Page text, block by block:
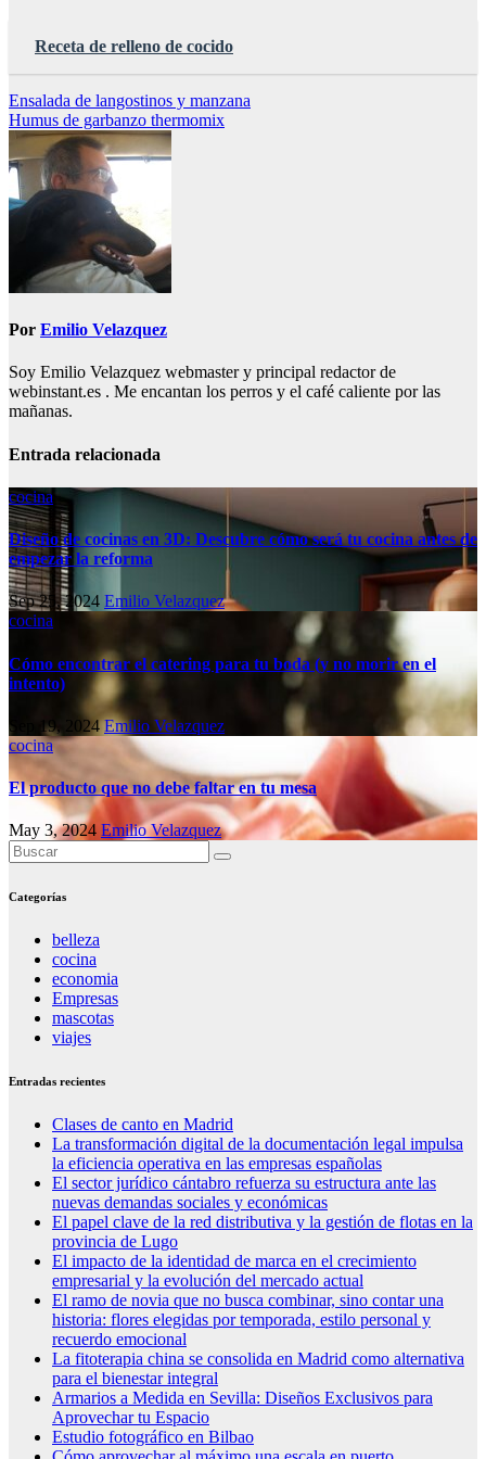
Receta de relleno de cocido
Navegación
de
entradas
Ensalada de langostinos y manzana
Humus de garbanzo thermomix
Por Emilio Velazquez
Soy Emilio Velazquez webmaster y principal redactor de
webinstant.es . Me encantan los perros y el café caliente por las
mañanas.
Entrada relacionada
cocina
Diseño de cocinas en 3D: Descubre cómo será tu cocina antes de
empezar la reforma
Sep 25, 2024 Emilio Velazquez
cocina
Cómo encontrar el catering para tu boda (y no morir en el
intento)
Sep 19, 2024Emilio Velazquez
cocina
El producto que no debe faltar en tu mesa
May 3, 2024 Emilio Velazquez
Categorías
belleza
cocina
economia
Empresas
mascotas
viajes
Entradas recientes
Clases de canto en Madrid
La transformación digital de la documentación legal impulsa
la eficiencia operativa en las empresas españolas
El sector jurídico cántabro refuerza su estructura ante las
nuevas demandas sociales y económicas
El papel clave de la red distributiva y la gestión de flotas en la
provincia de Lugo
El impacto de la identidad de marca en el crecimiento
empresarial y la evolución del mercado actual
El ramo de novia que no busca combinar, sino contar una
historia: flores elegidas por temporada, estilo personal y
recuerdo emocional
La fitoterapia china se consolida en Madrid como alternativa
para el bienestar integral
Armarios a Medida en Sevilla: Diseños Exclusivos para
Aprovechar tu Espacio
Estudio fotográfico en Bilbao